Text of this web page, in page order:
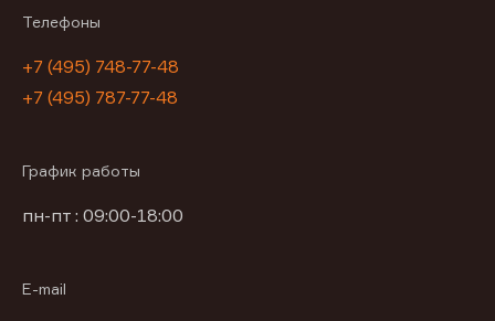
Телефоны
+7 (495) 748-77-48
+7 (495) 787-77-48
График работы
пн-пт : 09:00-18:00
E-mail